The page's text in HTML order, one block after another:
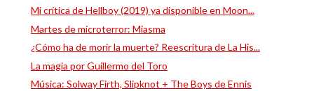
Mi crítica de Hellboy (2019) ya disponible en Moon...
Martes de microterror: Miasma
¿Cómo ha de morir la muerte? Reescritura de La His...
La magia por Guillermo del Toro
Música: Solway Firth, Slipknot + The Boys de Ennis